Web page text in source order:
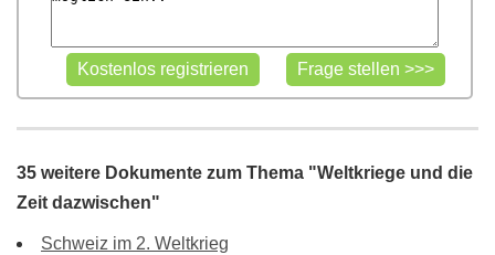
35 weitere Dokumente zum Thema "Weltkriege und die
Zeit dazwischen"
Schweiz im 2. Weltkrieg